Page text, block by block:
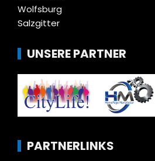
Wolfsburg
Salzgitter
UNSERE PARTNER
PARTNERLINKS